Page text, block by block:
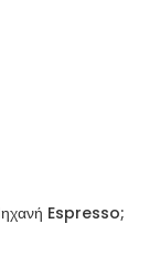
Espresso;